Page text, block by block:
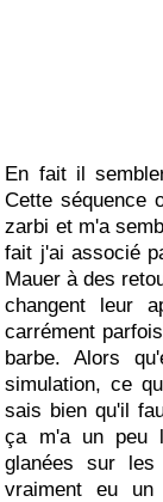
En fait il
Cette séquence
zarbi et m'a
fait j'ai associé
Mauer à des
changent leur
carrément
barbe. Alors
simulation, ce
sais bien qu'il
ça m'a un peu
glanées sur
vraiment eu